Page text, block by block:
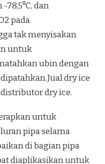
78,5⁰C, dan
pada
tak menyisakan
untuk
ubin dengan
dry ice
dry ice.
untuk
pipa selama
di bagian pipa
diaplikasikan untuk